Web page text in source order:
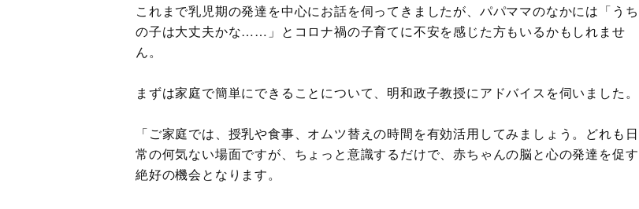
これまで乳児期の発達を中心にお話を伺ってきましたが、パパママのなかには「うち
の子は大丈夫かな……」とコロナ禍の子育てに不安を感じた方もいるかもしれませ
ん。
まずは家庭で簡単にできることについて、明和政子教授にアドバイスを伺いました。
「ご家庭では、授乳や食事、オムツ替えの時間を有効活用してみましょう。どれも日
常の何気ない場面ですが、ちょっと意識するだけで、赤ちゃんの脳と心の発達を促す
絶好の機会となります。